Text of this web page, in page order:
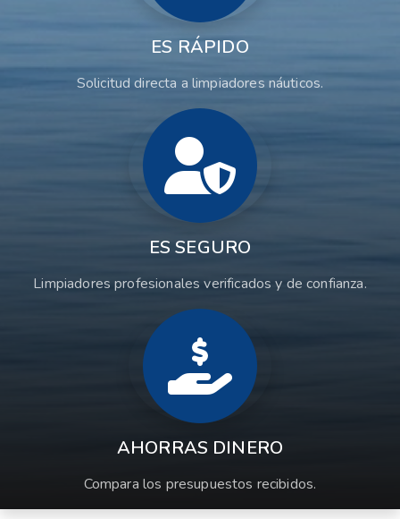
ES RÁPIDO
Solicitud directa a limpiadores náuticos.
ES SEGURO
Limpiadores profesionales verificados y de confianza.
AHORRAS DINERO
Compara los presupuestos recibidos.